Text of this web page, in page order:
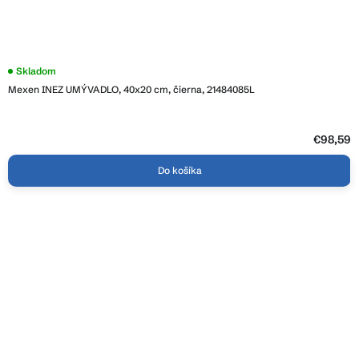
Mexen INEZ UMÝVADLO, 40x20 cm, čierna, 21484085L
Skladom
€98,59
Do košíka